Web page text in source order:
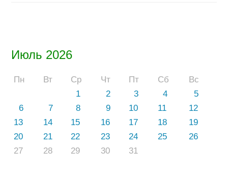
Июль 2026
Пн Вт Ср Чт Пт Сб
Вс
1
2 3 4
5
6
7 8 9 10 11
12
13
14 15 16 17 18
19
20
21 22 23 24 25
26
27
28 29 30 31